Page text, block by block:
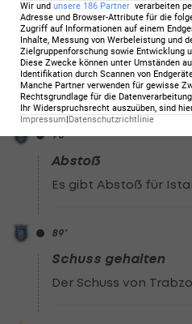
90'
Schuss neben das
Schuss von Nuno Da
FK).
90'
Abstoß
Es gibt Abstoß für
89'
Schuss gehalten
Der Schuss von
Wir und unsere 186 Partner verarbeiten
Adresse und Browser-Attribute für die
Zugriff auf Informationen auf einem
Inhalte, Messung von Werbeleistung und
Zielgruppenforschung sowie Entwicklung
Diese Zwecke können unter Umständen
Identifikation durch Scannen von
Manche Partner verwenden für gewisse
Rechtsgrundlage für die
Ihr Widerspruchsrecht auszuüben, sind
Impressum|Datenschutzrichtlinie